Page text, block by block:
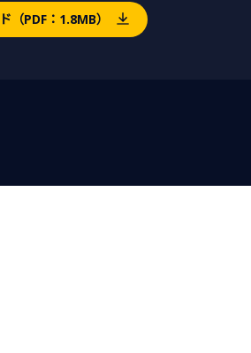
（PDF：1.8MB）